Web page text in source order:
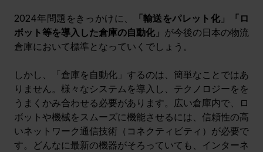
2024年問題をきっかけに、
「輸送をパレット化」「ロ
ボット等を導入した倉庫の自動化」 が今後の日本の物流
倉庫において標準となっていくでしょう。
しかし、「倉庫を自動化」するのは、簡単なことではあ
りません。様々なシステムを導入し、テクノロジーをを
うまくかみ合わせる必要があります。広い倉庫内で、ロ
ボットや機械をスムーズに機能させるには、信頼性の高
いネットワーク通信技術（コネクティビティ）が必要で
す。どんなに最新の機器がそろっていても、インターネ